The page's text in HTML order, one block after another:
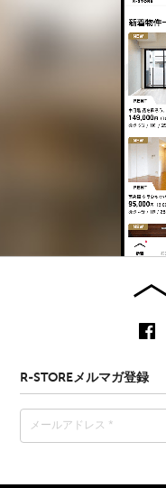
R-STOREメルマガ登録